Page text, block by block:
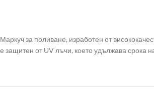
Маркуч за поливане, изработен от
е защитен от UV лъчи, което удължава срока